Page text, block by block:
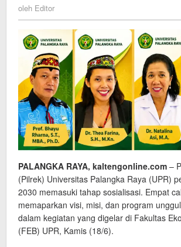
oleh Editor
PALANGKA RAYA, kaltengonline.com –
(Pilrek) Universitas Palangka Raya (UPR)
2030 memasuki tahap sosialisasi. Empat
memaparkan visi, misi, dan program
dalam kegiatan yang digelar di Fakultas
(FEB) UPR, Kamis (18/6).